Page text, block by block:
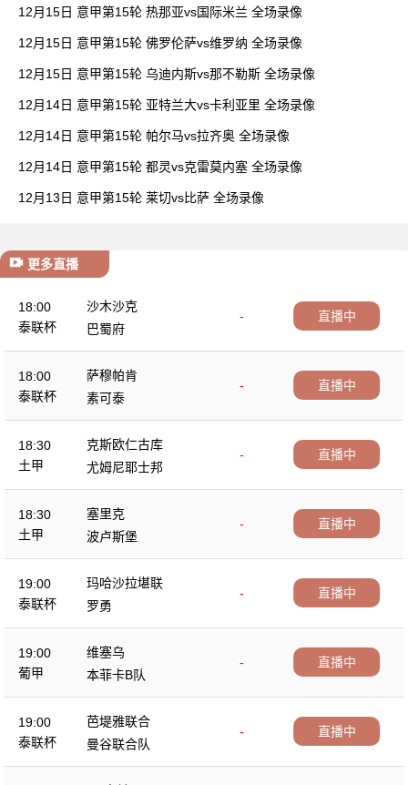
12月15日 意甲第15轮 热那亚vs国际米兰 全场录像
12月15日 意甲第15轮 佛罗伦萨vs维罗纳 全场录像
12月15日 意甲第15轮 乌迪内斯vs那不勒斯 全场录像
12月14日 意甲第15轮 亚特兰大vs卡利亚里 全场录像
12月14日 意甲第15轮 帕尔马vs拉齐奥 全场录像
12月14日 意甲第15轮 都灵vs克雷莫内塞 全场录像
12月13日 意甲第15轮 莱切vs比萨 全场录像
更多直播
18:00
泰联杯
沙木沙克
-
巴蜀府
直播中
18:00
泰联杯
萨穆帕肯
-
素可泰
直播中
18:30
土甲
克斯欧仁古库
-
尤姆尼耶士邦
直播中
18:30
土甲
塞里克
-
波卢斯堡
直播中
19:00
泰联杯
玛哈沙拉堪联
-
罗勇
直播中
19:00
葡甲
维塞乌
-
本菲卡B队
直播中
19:00
泰联杯
芭堤雅联合
-
曼谷联合队
直播中